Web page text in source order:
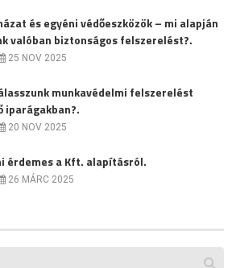
és egyéni védőeszközök – mi alapján
valóban biztonságos felszerelést?.
25 NOV 2025
munkavédelmi felszerelést
iparágakban?.
20 NOV 2025
érdemes a Kft. alapításról.
26 MÁRC 2025